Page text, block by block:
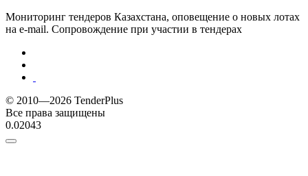
Мониторинг тендеров Казахстана, оповещение о новых лотах
на e-mail. Сопровождение при участии в тендерах
© 2010—2026 TenderPlus
Все права защищены
0.02043